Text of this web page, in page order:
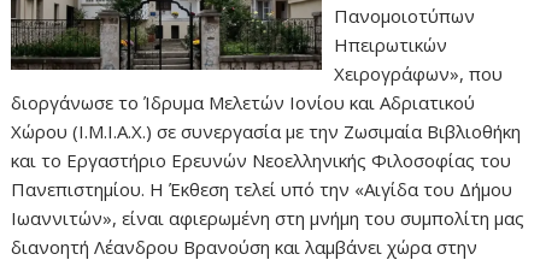
Πανομοιοτύπων
Ηπειρωτικών
Χειρογράφων», που
διοργάνωσε το Ίδρυμα Μελετών Ιονίου και Αδριατικού
Χώρου (Ι.Μ.Ι.Α.Χ.) σε συνεργασία με την Ζωσιμαία Βιβλιοθήκη
και το Εργαστήριο Ερευνών Νεοελληνικής Φιλοσοφίας του
Πανεπιστημίου. Η Έκθεση τελεί υπό την «Αιγίδα του Δήμου
Ιωαννιτών», είναι αφιερωμένη στη μνήμη του συμπολίτη μας
διανοητή Λέανδρου Βρανούση και λαμβάνει χώρα στην